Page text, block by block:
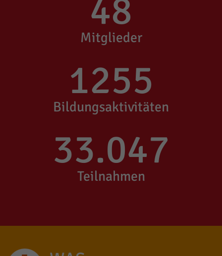
48
Mitglieder
1255
Bildungsaktivitäten
33.047
Teilnahmen